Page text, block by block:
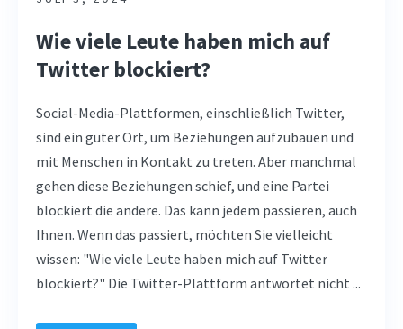
Wie viele Leute haben mich auf
Twitter blockiert?
Social-Media-Plattformen, einschließlich Twitter,
sind ein guter Ort, um Beziehungen aufzubauen und
mit Menschen in Kontakt zu treten. Aber manchmal
gehen diese Beziehungen schief, und eine Partei
blockiert die andere. Das kann jedem passieren, auch
Ihnen. Wenn das passiert, möchten Sie vielleicht
wissen: "Wie viele Leute haben mich auf Twitter
blockiert?" Die Twitter-Plattform antwortet nicht ...